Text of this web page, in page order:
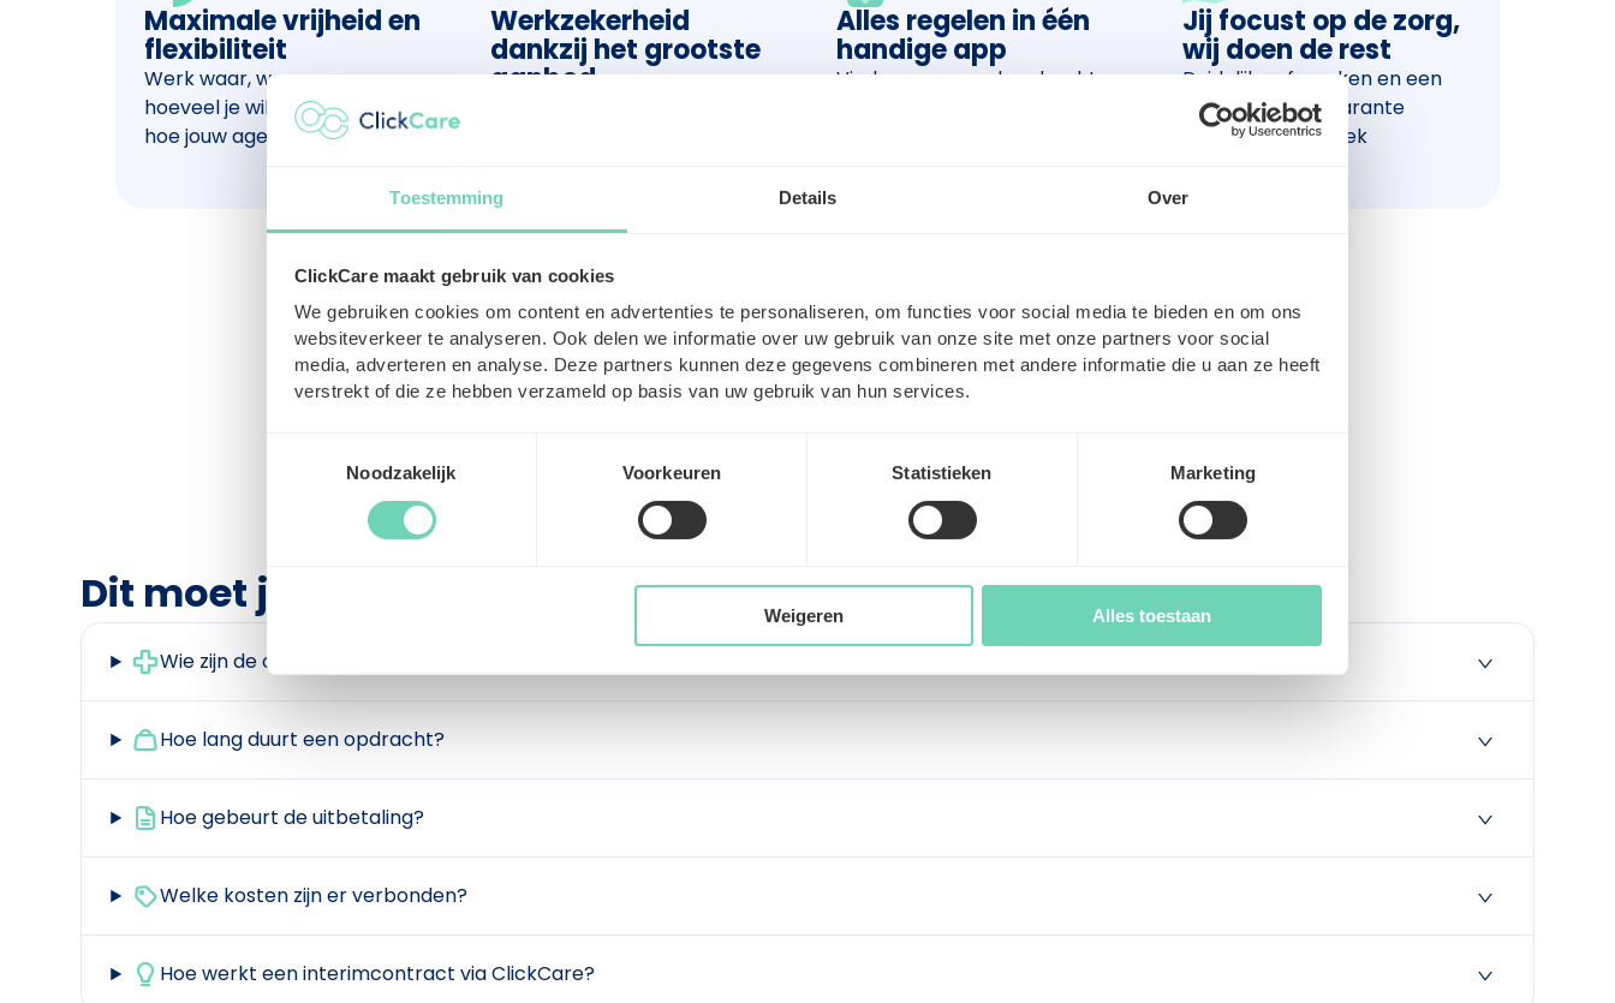
Toestemming Details Over
ClickCare maakt gebruik van cookies
We gebruiken cookies om content en advertenties te personaliseren, om functies voor social media te bieden en om ons
websiteverkeer te analyseren. Ook delen we informatie over uw gebruik van onze site met onze partners voor social
media, adverteren en analyse. Deze partners kunnen deze gegevens combineren met andere informatie die u aan ze heeft
verstrekt of die ze hebben verzameld op basis van uw gebruik van hun services.
Noodzakelijk
Voorkeuren Statistieken Marketing
Weigeren Alles toestaan
Maximale vrijheid en
flexibiliteit
Werk waar, wanneer en
hoeveel je wil - Jij kiest zélf
hoe jouw agenda eruitziet.
Werkzekerheid
dankzij het grootste
aanbod
Alles regelen in één
handige app
Vind en aanvaard opdrachten,
Jij focust op de zorg,
wij doen de rest
Duidelijke afspraken en een
correcte, transparante
verloning, per week
Ondersteuning van
A-Z
Wij regelen de contracten en
administratie, zodat jij je kan
Dit moet je weten
Wie zijn de opdrachtgevers?
Hoe lang duurt een opdracht?
Hoe gebeurt de uitbetaling?
Welke kosten zijn er verbonden?
Hoe werkt een interimcontract via ClickCare?